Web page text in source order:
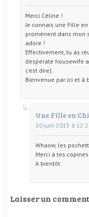
Merci Céline !
Je connais une Fille
promènent dans mon
adore !
Effectivement, tu as
desperate housewife
c’est dire).
Bienvenue par ici et à
Une Fille en
10 juin 2015 à
Whaow, les
Merci à tes
A bientôt
Laisser un